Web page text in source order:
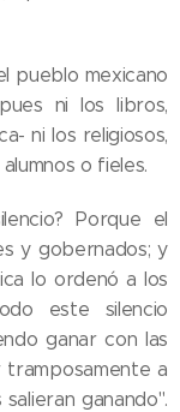
pueblo mexicano
ni los libros,
ni los religiosos,
o fieles.
Porque el
y gobernados; y
lo ordenó a los
este silencio
ganar con las
tramposamente a
ganando".